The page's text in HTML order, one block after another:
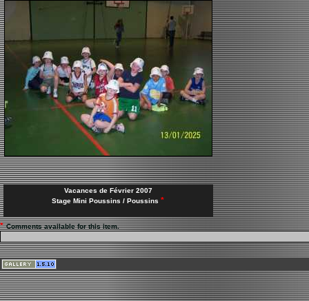
Vacances de Février 2007
Stage Mini Poussins / Poussins*
* Comments available for this item.